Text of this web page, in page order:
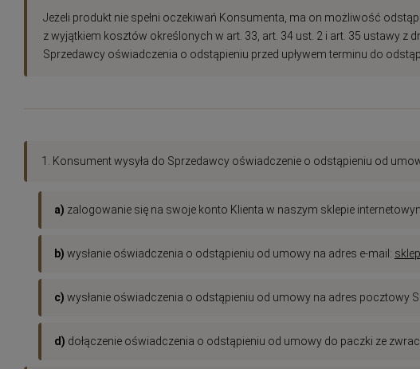
Jeżeli produkt nie spełni oczekiwań Konsumenta, ma on możliwość
z wyjątkiem kosztów określonych w art. 33, art. 34 ust. 2 i art. 35 ustawy
Sprzedawcy oświadczenia o odstąpieniu przed upływem terminu do
1. Konsument wysyła do Sprzedawcy oświadczenie o odstąpieniu od
a) zalogowanie się na swoje konto Klienta w naszym sklepie
b) wysłanie oświadczenia o odstąpieniu od umowy na adres e-mail:
c) wysłanie oświadczenia o odstąpieniu od umowy na adres pocztowy
d) dołączenie oświadczenia o odstąpieniu od umowy do paczki ze